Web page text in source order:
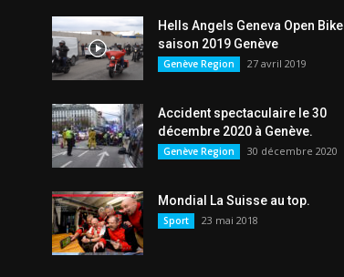
Hells Angels Geneva Open Bike
saison 2019 Genève
Genève Region 27 avril 2019
Accident spectaculaire le 30
décembre 2020 à Genève.
Genève Region 30 décembre 2020
Mondial La Suisse au top.
Sport 23 mai 2018